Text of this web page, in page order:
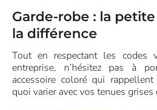
Garde-robe : la
la différence
Tout en respectant les codes
entreprise, n’hésitez pas à
accessoire coloré qui
quoi varier avec vos tenues grises